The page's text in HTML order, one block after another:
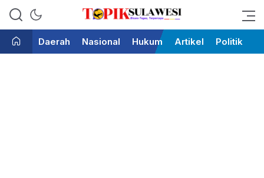
Topik Sulawesi
Bicara Tegas Terpercaya
Daerah
Nasional Hukum Artikel Politik